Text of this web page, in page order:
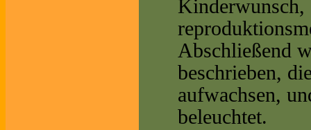
Kinderwunsch,
Abschließend
beschrieben,
aufwachsen,
beleuchtet.